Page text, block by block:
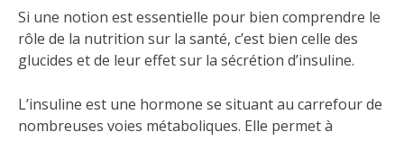
Si une notion est essentielle pour bien comprendre le
rôle de la nutrition sur la santé, c’est bien celle des
glucides et de leur effet sur la sécrétion d’insuline.
L’insuline est une hormone se situant au carrefour de
nombreuses voies métaboliques. Elle permet à